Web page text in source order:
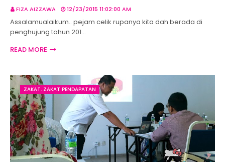
FIZA AIZZAWA 12/23/2015 11:02:00 AM
Assalamualaikum.. pejam celik rupanya kita dah berada di
penghujung tahun 201…
READ MORE
ZAKAT. ZAKAT PENDAPATAN